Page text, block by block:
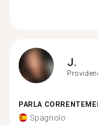
J.
PARLA
Spagnolo